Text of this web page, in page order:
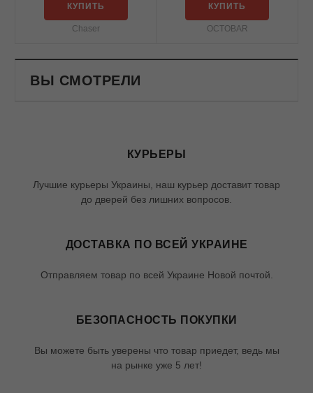
КУПИТЬ
Chaser
КУПИТЬ
OCTOBAR
ВЫ СМОТРЕЛИ
КУРЬЕРЫ
Лучшие курьеры Украины, наш курьер доставит товар
до дверей без лишних вопросов.
ДОСТАВКА ПО ВСЕЙ УКРАИНЕ
Отправляем товар по всей Украине Новой почтой.
БЕЗОПАСНОСТЬ ПОКУПКИ
Вы можете быть уверены что товар приедет, ведь мы
на рынке уже 5 лет!